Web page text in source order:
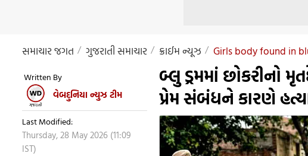
સમાચાર જગત ગુજરાતી સમાચાર ક્રાઈમ ન્યૂઝ Girls body found in
Written By
વેબદુનિયા ન્યુઝ ટીમ
Last Modified:
Thursday, 28 May 2026 (11:09
IST)
બ્લુ ડ્રમમાં છોકરીનો
પ્રેમ સંબંધને કારણે